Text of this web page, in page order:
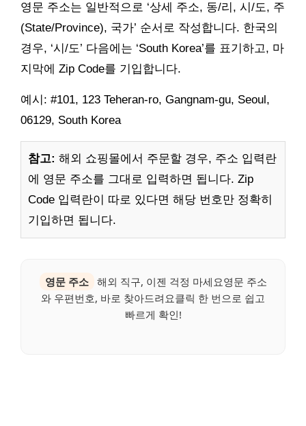
영문 주소는 일반적으로 ‘상세 주소, 동/리, 시/도, 주
(State/Province), 국가’ 순서로 작성합니다. 한국의
경우, ‘시/도’ 다음에는 ‘South Korea’를 표기하고, 마
지막에 Zip Code를 기입합니다.
예시: #101, 123 Teheran-ro, Gangnam-gu, Seoul,
06129, South Korea
참고: 해외 쇼핑몰에서 주문할 경우, 주소 입력란
에 영문 주소를 그대로 입력하면 됩니다. Zip
Code 입력란이 따로 있다면 해당 번호만 정확히
기입하면 됩니다.
영문 주소
해외 직구, 이젠 걱정 마세요영문 주소
와 우편번호, 바로 찾아드려요클릭 한 번으로 쉽고
빠르게 확인!